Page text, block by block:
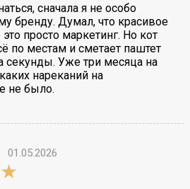
сначала я не особо
бренду. Думал, что красивое
просто маркетинг. Но кот
по местам и сметает паштет
секунды. Уже три месяца на
нареканий на
не было.
01.05.2026